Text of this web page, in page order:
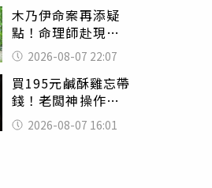
木乃伊命案再添疑
點！命理師赴現場
遇天候驟變 驚
喊：死者還有冤屈
2026-08-07 22:07
買195元鹹酥雞忘帶
錢！老闆神操作
「倒找5元」 全網
看哭：這就是台灣
2026-08-07 16:01